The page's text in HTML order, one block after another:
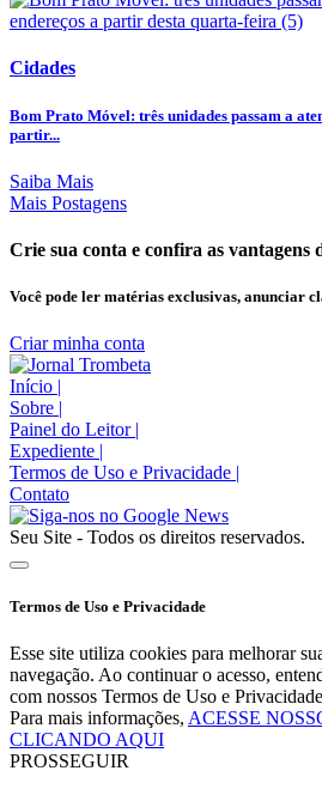
Cidades
Bom Prato Móvel: três unidades passam a
partir...
Saiba Mais
Mais Postagens
Crie sua conta e confira as vantagens
Você pode ler matérias exclusivas, anunciar
Criar minha conta
Início |
Sobre |
Painel do Leitor |
Expediente |
Termos de Uso e Privacidade |
Contato
Seu Site - Todos os direitos reservados.
Termos de Uso e Privacidade
Esse site utiliza cookies para melhorar
navegação. Ao continuar o acesso,
com nossos Termos de Uso e
Para mais informações, ACESSE
CLICANDO AQUI
PROSSEGUIR